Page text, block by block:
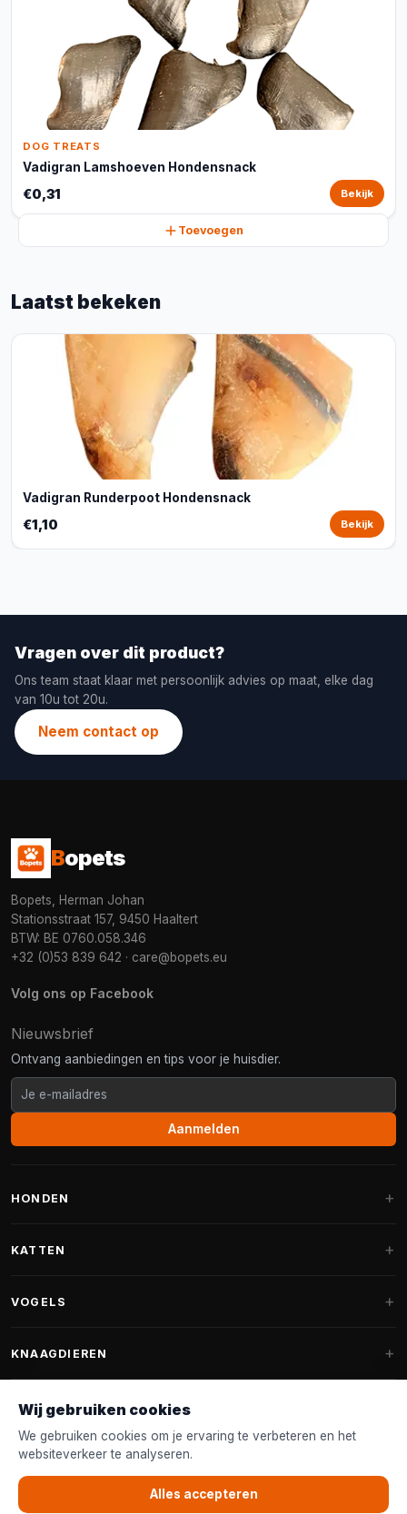
DOG TREATS
Vadigran Lamshoeven Hondensnack
€0,31 Bekijk
Toevoegen
Laatst bekeken
Vadigran Runderpoot Hondensnack
€1,10 Bekijk
Vragen over dit product?
Ons team staat klaar met persoonlijk advies op maat, elke dag
van 10u tot 20u.
Neem contact op
Bopets
Bopets, Herman Johan
Stationsstraat 157, 9450 Haaltert
BTW: BE 0760.058.346
+32 (0)53 839 642 · care@bopets.eu
Volg ons op Facebook
Nieuwsbrief
Ontvang aanbiedingen en tips voor je huisdier.
Aanmelden
HONDEN
Fantail hondenmanden
Hondenspeelgoed
Halsband & Lijn
Shampoo & Verzorging
KATTEN
Krabpalen voor Maine Coon
Kattenmanden
VOGELS
Vogelvoer binnenvogels
Voederhuisjes
Nestkastjes & Nesting
Tuinvogelvoer
KNAAGDIEREN
Knaagdierenvoer
Accessoires
KLANTENSERVICE
Wij gebruiken cookies
We gebruiken cookies om je ervaring te verbeteren en het
websiteverkeer te analyseren.
Alles accepteren